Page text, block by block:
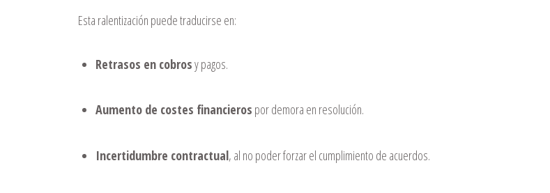
Esta ralentización puede traducirse en:
Retrasos en cobrosy pagos.
Aumento de costes financieros por demora en resolución.
Incertidumbre contractual, al no poder forzar el cumplimiento de acuerdos.